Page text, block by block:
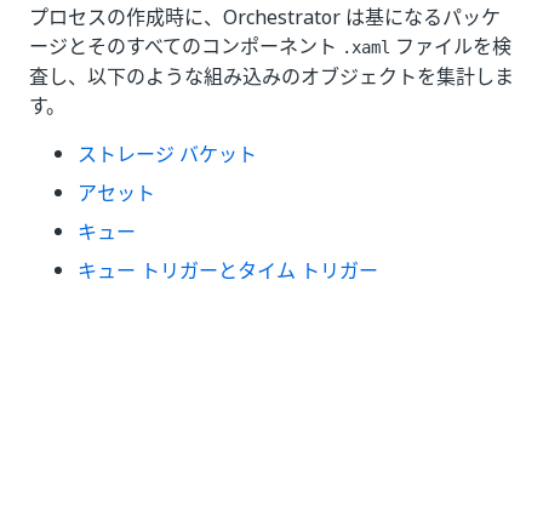
プロセスの作成時に、Orchestrator は基になるパッケ
ージとそのすべてのコンポーネント .xaml ファイルを検
査し、以下のような組み込みのオブジェクトを集計しま
す。
ストレージ バケット
アセット
キュー
キュー トリガーとタイム トリガー